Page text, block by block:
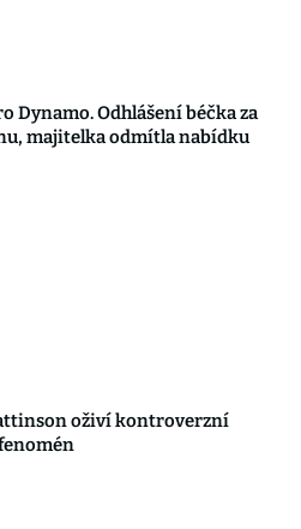
Dynamo. Odhlášení béčka za
majitelka odmítla nabídku
oživí kontroverzní